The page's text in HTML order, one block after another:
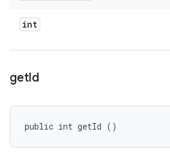
int
getId
public int getId ()